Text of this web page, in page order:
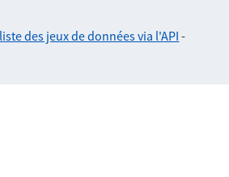
des jeux de données via l'API -